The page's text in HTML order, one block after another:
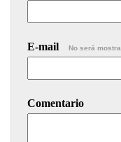
E-mail No será
Comentario